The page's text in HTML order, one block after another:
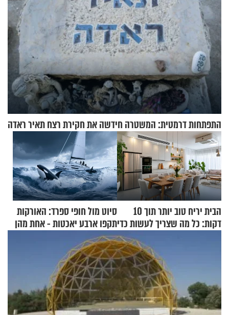
התפתחות דרמטית: המשטרה חידשה את חקירת רצח תאיר ראדה
הבית יריח טוב יותר תוך 10
דקות: כל מה שצריך לעשות כדי
סיוט מול חופי ספרד: האורקות
תקפו ארבע יאכטות - אחת מהן
טבעה